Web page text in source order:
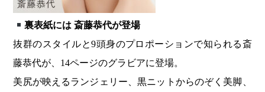
裏表紙には 斎藤恭代が登場
抜群のスタイルと9頭身のプロポーションで知られる斎
藤恭代が、14ページのグラビアに登場。
美尻が映えるランジェリー、黒ニットからのぞく美脚、